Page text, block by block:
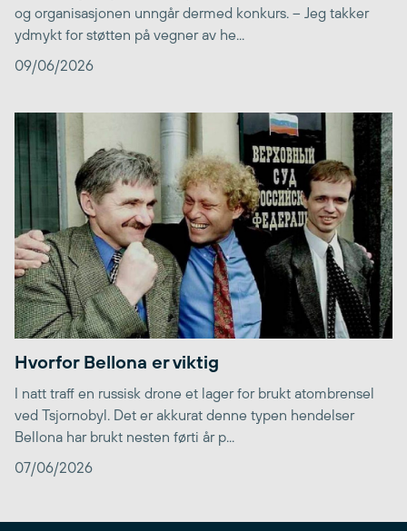
og organisasjonen unngår dermed konkurs. – Jeg takker
ydmykt for støtten på vegner av he...
09/06/2026
Hvorfor Bellona er viktig
I natt traff en russisk drone et lager for brukt atombrensel
ved Tsjornobyl. Det er akkurat denne typen hendelser
Bellona har brukt nesten førti år p...
07/06/2026